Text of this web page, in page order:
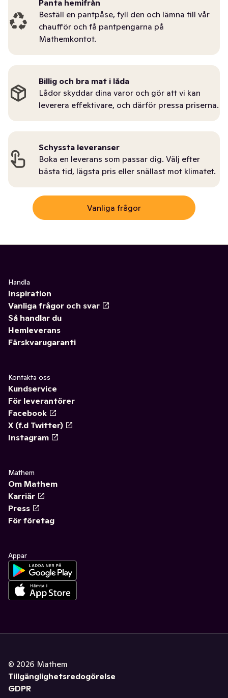
Panta hemifrån
Beställ en pantpåse, fyll den och lämna till vår
chaufför och få pantpengarna på
Mathemkontot.
Billig och bra mat i låda
Lådor skyddar dina varor och gör att vi kan
leverera effektivare, och därför pressa priserna.
Schyssta leveranser
Boka en leverans som passar dig. Välj efter
bästa tid, lägsta pris eller snällast mot klimatet.
Vanliga frågor
Handla
Inspiration
Vanliga frågor och svar
Så handlar du
Hemleverans
Färskvarugaranti
Kontakta oss
Kundservice
För leverantörer
Facebook
X (f.d Twitter)
Instagram
Mathem
Om Mathem
Karriär
Press
För företag
Appar
© 2026 Mathem
Tillgänglighetsredogörelse
GDPR